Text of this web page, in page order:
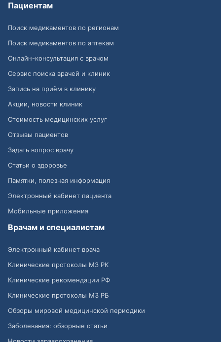
Пациентам
Поиск медикаментов по регионам
Поиск медикаментов по аптекам
Онлайн-консультация с врачом
Сервис поиска врачей и клиник
Запись на приём в клинику
Акции, новости клиник
Стоимость медицинских услуг
Отзывы пациентов
Задать вопрос врачу
Статьи о здоровье
Памятки, полезная информация
Электронный кабинет пациента
Мобильные приложения
Врачам и специалистам
Электронный кабинет врача
Клинические протоколы МЗ РК
Клинические рекомендации РФ
Клинические протоколы МЗ РБ
Обзоры мировой медицинской периодики
Заболевания: обзорные статьи